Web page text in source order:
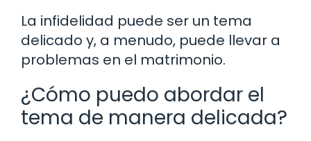
La infidelidad puede ser un tema
delicado y, a menudo, puede llevar a
problemas en el matrimonio.
¿Cómo puedo abordar el
tema de manera delicada?